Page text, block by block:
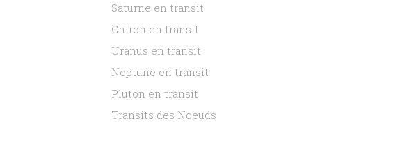
Saturne en transit
Chiron en transit
Uranus en transit
Neptune en transit
Pluton en transit
Transits des Noeuds